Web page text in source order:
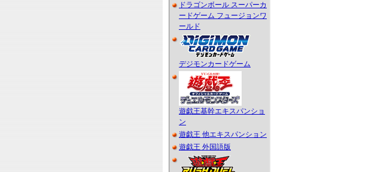
ドラゴンボール スーパーカ
ードゲーム フュージョンワ
ールド
デジモンカードゲーム
遊戯王基幹エキスパンショ
ン
遊戯王 他エキスパンション
遊戯王 外国語版